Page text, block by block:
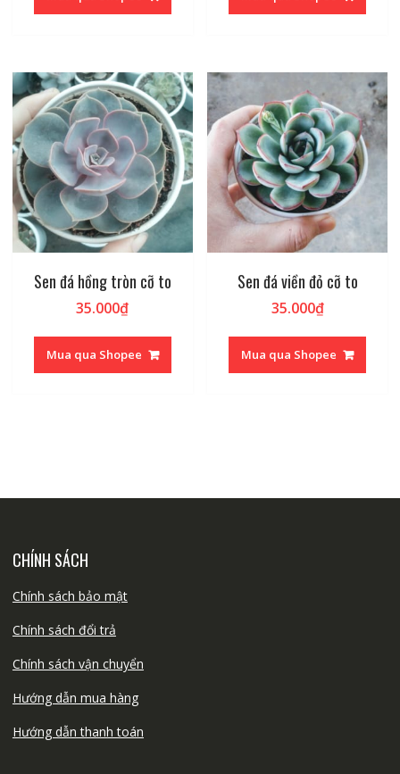
Sen đá hồng tròn cỡ to
35.000₫
Mua qua Shopee
Sen đá viền đỏ cỡ to
35.000₫
Mua qua Shopee
CHÍNH SÁCH
Chính sách bảo mật
Chính sách đổi trả
Chính sách vận chuyển
Hướng dẫn mua hàng
Hướng dẫn thanh toán